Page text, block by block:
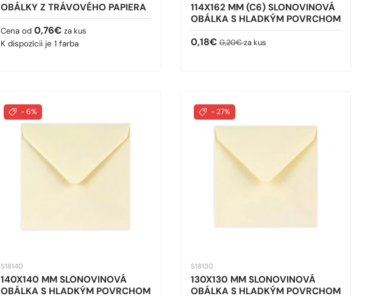
OBÁLKY Z TRÁVOVÉHO PAPIERA
Bežná cena
Cena od 0,76€ za kus
K dispozícii je 1 farba
114X162 MM (C6) SLONOVINOVÁ
OBÁLKA S HLADKÝM POVRCHOM
Predajná cena
0,18€ Bežná cena
0,20€za kus
- 6%
S18140
140X140 MM SLONOVINOVÁ
OBÁLKA S HLADKÝM POVRCHOM
- 27%
S18130
130X130 MM SLONOVINOVÁ
OBÁLKA S HLADKÝM POVRCHOM